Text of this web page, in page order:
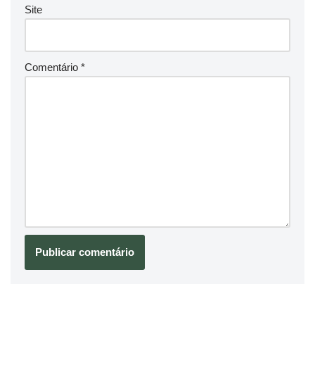
Site
Comentário *